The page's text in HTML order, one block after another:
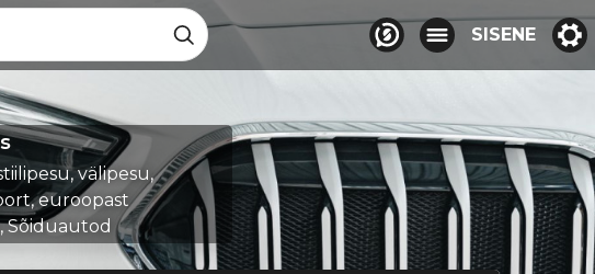
SISENE
välipesu,
euroopast
Sõiduautod